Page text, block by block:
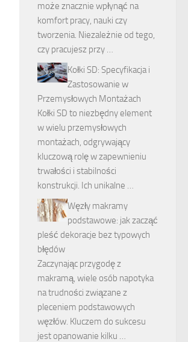
może znacznie wpłynąć na
komfort pracy, nauki czy
tworzenia. Niezależnie od tego,
czy pracujesz przy …
Kołki SD: Specyfikacja i
Zastosowanie w
Przemysłowych Montażach
Kołki SD to niezbędny element
w wielu przemysłowych
montażach, odgrywający
kluczową rolę w zapewnieniu
trwałości i stabilności
konstrukcji. Ich unikalne …
Węzły makramy
podstawowe: jak zacząć
pleść dekoracje bez typowych
błędów
Zaczynając przygodę z
makramą, wiele osób napotyka
na trudności związane z
pleceniem podstawowych
węzłów. Kluczem do sukcesu
jest opanowanie kilku …